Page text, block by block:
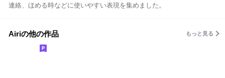
連絡、ほめる時などに使いやすい表現を集めました。
Airiの他の作品 もっと見る